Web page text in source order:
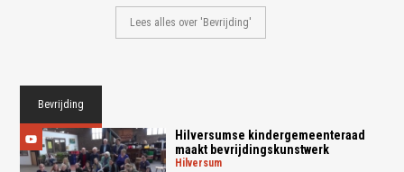
Lees alles over 'Bevrijding'
Bevrijding
Hilversumse kindergemeenteraad
maakt bevrijdingskunstwerk
hilversum